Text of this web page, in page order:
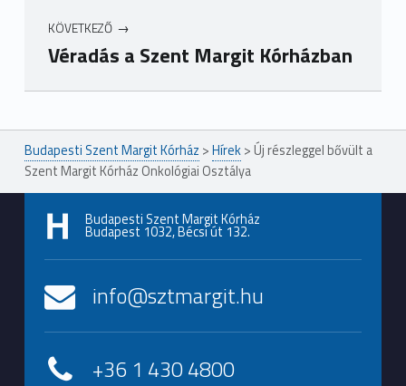
KÖVETKEZŐ
Véradás a Szent Margit Kórházban
Ugrás a főmenühöz
Budapesti Szent Margit Kórház >Hírek> Új részleggel bővült a
Szent Margit Kórház Onkológiai Osztálya
Budapesti Szent Margit Kórház
Budapest 1032, Bécsi út 132.
info@sztmargit.hu
+36 1 430 4800